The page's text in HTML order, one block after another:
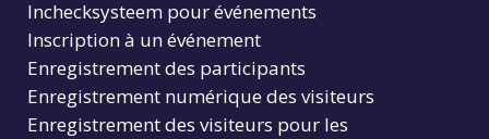
Inchecksysteem pour événements
Inscription à un événement
Enregistrement des participants
Enregistrement numérique des visiteurs
Enregistrement des visiteurs pour les